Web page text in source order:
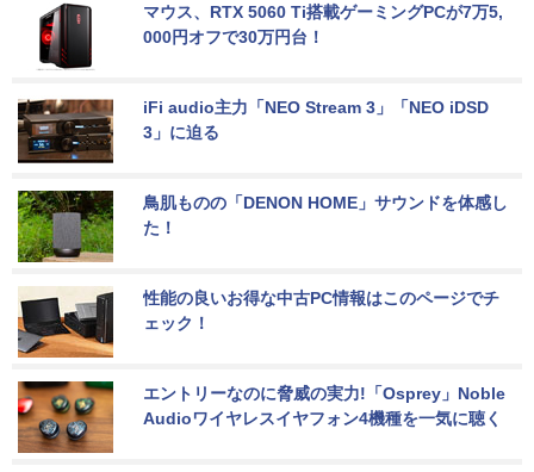
マウス、RTX 5060 Ti搭載ゲーミングPCが7万5,
000円オフで30万円台！
iFi audio主力「NEO Stream 3」「NEO iDSD
3」に迫る
鳥肌ものの「DENON HOME」サウンドを体感し
た！
性能の良いお得な中古PC情報はこのページでチ
ェック！
エントリーなのに脅威の実力!「Osprey」Noble
Audioワイヤレスイヤフォン4機種を一気に聴く